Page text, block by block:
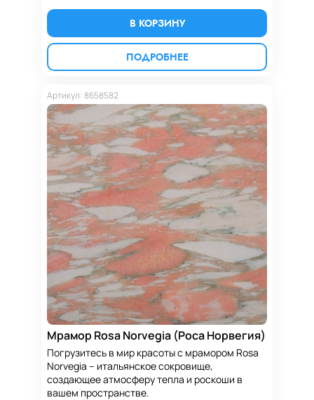
В КОРЗИНУ
ПОДРОБНЕЕ
Артикул: 8658582
Мрамор Rosa Norvegia (Роса Норвегия)
Погрузитесь в мир красоты с мрамором Rosa
Norvegia – итальянское сокровище,
создающее атмосферу тепла и роскоши в
вашем пространстве.